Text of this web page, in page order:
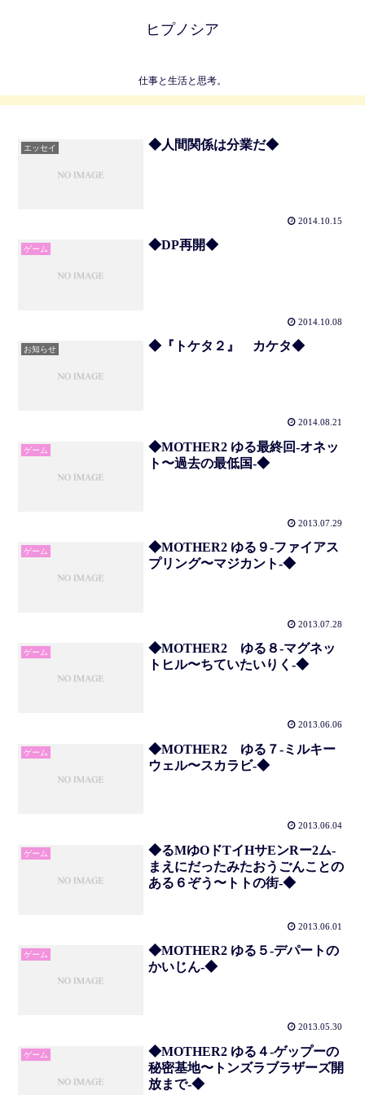
ヒプノシア
仕事と生活と思考。
エッセイ ◆人間関係は分業だ◆
2014.10.15
ゲーム ◆DP再開◆
2014.10.08
お知らせ ◆『トケタ２』 カケタ◆
2014.08.21
ゲーム
◆MOTHER2 ゆる最終回-オネッ
ト〜過去の最低国-◆
2013.07.29
ゲーム
◆MOTHER2 ゆる９-ファイアス
プリング〜マジカント-◆
2013.07.28
ゲーム
◆MOTHER2 ゆる８-マグネッ
トヒル〜ちていたいりく-◆
2013.06.06
ゲーム
◆MOTHER2 ゆる７-ミルキー
ウェル〜スカラビ-◆
2013.06.04
ゲーム
◆るMゆOドTイHサEンRー2ム-
まえにだったみたおうごんことの
ある６ぞう〜トトの街-◆
2013.06.01
ゲーム
◆MOTHER2 ゆる５-デパートの
かいじん-◆
2013.05.30
ゲーム
◆MOTHER2 ゆる４-ゲップーの
秘密基地〜トンズラブラザーズ開
放まで-◆